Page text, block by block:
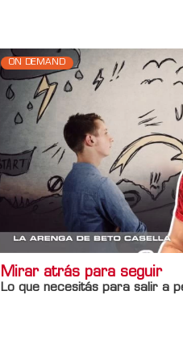
ON DEMAND
Mirar atrás para seguir
Lo que necesitás para salir a